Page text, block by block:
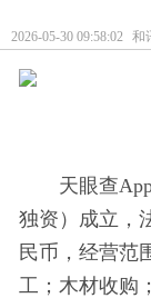
2026-05-30 09:58:02 和
天眼查
独资）成立，
民币，经营范
工；木材收购